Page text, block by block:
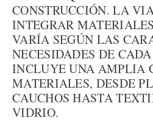
CONSTRUCCIÓN. LA
INTEGRAR
VARÍA SEGÚN LAS
NECESIDADES DE
INCLUYE UNA AMPLIA
MATERIALES, DESDE
CAUCHOS HASTA
VIDRIO.